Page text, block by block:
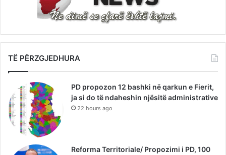
TË PËRZGJEDHURA
PD propozon 12 bashki në qarkun e Fierit,
ja si do të ndaheshin njësitë administrative
22 hours ago
Reforma Territoriale/ Propozimi i PD, 100